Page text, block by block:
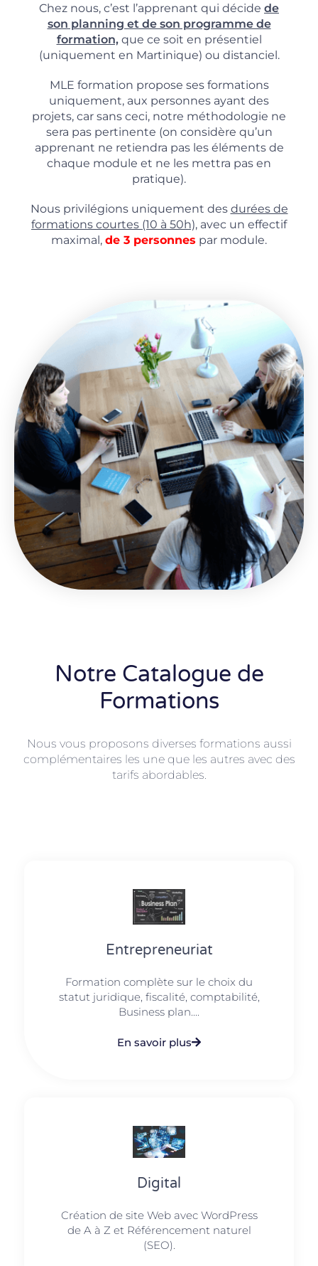
Chez nous, c’est l’apprenant qui décide de
son planning et de son programme de
formation,que ce soit en présentiel
(uniquement en Martinique) ou distanciel.
MLE formation propose ses formations
uniquement, aux personnes ayant des
projets, car sans ceci, notre méthodologie ne
sera pas pertinente (on considère qu’un
apprenant ne retiendra pas les éléments de
chaque module et ne les mettra pas en
pratique).
Nous privilégions uniquement des durées de
formations courtes (10 à 50h), avec un effectif
maximal, de 3 personnes par module.
Notre Catalogue de
Formations
Nous vous proposons diverses formations aussi
complémentaires les une que les autres avec des
tarifs abordables.
Entrepreneuriat
Formation complète sur le choix du
statut juridique, fiscalité, comptabilité,
Business plan....
En savoir plus
Digital
Création de site Web avec WordPress
de A à Z et Référencement naturel
(SEO).